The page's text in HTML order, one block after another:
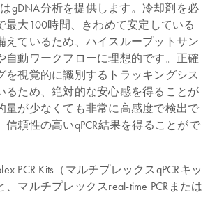
gDNA分析を提供します。冷却剤を必
最大100時間、きわめて安定している
えているため、ハイスループットサン
自動ワークフローに理想的です。正確
を視覚的に識別するトラッキングシス
るため、絶対的な安心感を得ることが
量が少なくても非常に高感度で検出で
信頼性の高いqPCR結果を得ることがで
PCR Kits（マルチプレックスqPCRキッ
、マルチプレックスreal-time PCRまたは